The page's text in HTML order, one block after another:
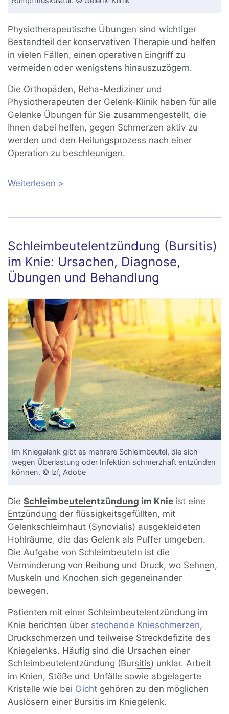
Physiotherapeutische Übungen sind wichtiger
Bestandteil der konservativen Therapie und helfen
in vielen Fällen, einen operativen Eingriff zu
vermeiden oder wenigstens hinauszuzögern.
Die Orthopäden, Reha-Mediziner und
Physiotherapeuten der Gelenk-Klinik haben für alle
Gelenke Übungen für Sie zusammengestellt, die
Ihnen dabei helfen, gegen Schmerzen aktiv zu
werden und den Heilungsprozess nach einer
Operation zu beschleunigen.
Weiterlesen über Übungen zum selbst machen:
Schleimbeutelentzündung (Bursitis)
im Knie: Ursachen, Diagnose,
Übungen und Behandlung
Im Kniegelenk gibt es mehrere Schleimbeutel, die sich
wegen Überlastung oder Infektion schmerzhaft entzünden
können. © lzf, Adobe
DieSchleimbeutelentzündung im Knie ist eine
Entzündung der flüssigkeitsgefüllten, mit
Gelenkschleimhaut (Synovialis) ausgekleideten
Hohlräume, die das Gelenk als Puffer umgeben.
Die Aufgabe von Schleimbeuteln ist die
Verminderung von Reibung und Druck, wo Sehnen,
Muskeln und Knochen sich gegeneinander
bewegen.
Patienten mit einer Schleimbeutelentzündung im
Knie berichten über stechende Knieschmerzen,
Druckschmerzen und teilweise Streckdefizite des
Kniegelenks. Häufig sind die Ursachen einer
Schleimbeutelentzündung (Bursitis) unklar. Arbeit
im Knien, Stöße und Unfälle sowie abgelagerte
Kristalle wie bei Gicht gehören zu den möglichen
Auslösern einer Bursitis im Kniegelenk.